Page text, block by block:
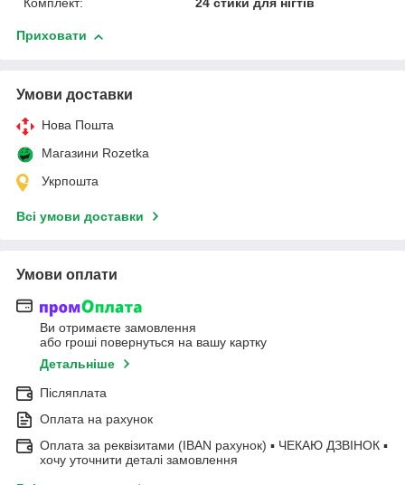
Приховати
Умови доставки
Нова Пошта
Магазини Rozetka
Укрпошта
Всі умови доставки
Умови оплати
Ви отримаєте замовлення
або гроші повернуться на вашу картку
Детальніше
Післяплата
Оплата на рахунок
Оплата за реквізитами (IBAN рахунок) ▪ ЧЕКАЮ ДЗВІНОК ▪
хочу уточнити деталі замовлення